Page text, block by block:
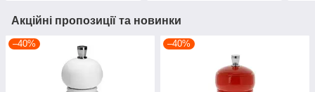
Акційні пропозиції та новинки
–40% –40%